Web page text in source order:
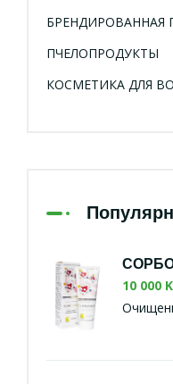
БРЕНДИРОВАННАЯ
ПЧЕЛОПРОДУКТЫ
КОСМЕТИКА ДЛЯ
10 000